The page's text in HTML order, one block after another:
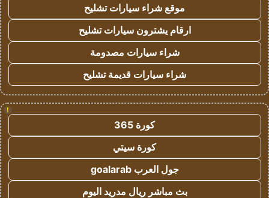
موقع شراء سيارات تشليح
ارقام يشترون سيارات تشليح
شراء سيارات مصدومة
شراء سيارات قديمة تشليح
!
كورة 365
كورة سيتي
جول العرب goalarab
بث مباشر ريال مدريد اليوم